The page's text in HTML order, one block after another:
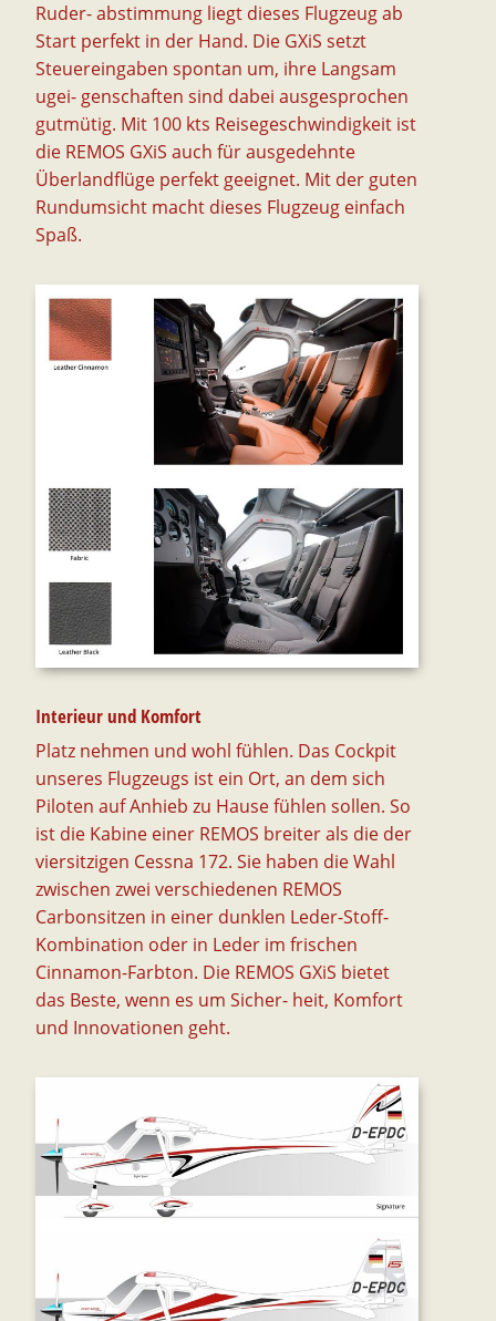
Ruder- abstimmung liegt dieses Flugzeug ab
Start perfekt in der Hand. Die GXiS setzt
Steuereingaben spontan um, ihre Langsam
ugei- genschaften sind dabei ausgesprochen
gutmütig. Mit 100 kts Reisegeschwindigkeit ist
die REMOS GXiS auch für ausgedehnte
Überlandflüge perfekt geeignet. Mit der guten
Rundumsicht macht dieses Flugzeug einfach
Spaß.
Interieur und Komfort
Platz nehmen und wohl fühlen. Das Cockpit
unseres Flugzeugs ist ein Ort, an dem sich
Piloten auf Anhieb zu Hause fühlen sollen. So
ist die Kabine einer REMOS breiter als die der
viersitzigen Cessna 172. Sie haben die Wahl
zwischen zwei verschiedenen REMOS
Carbonsitzen in einer dunklen Leder-Stoff-
Kombination oder in Leder im frischen
Cinnamon-Farbton. Die REMOS GXiS bietet
das Beste, wenn es um Sicher- heit, Komfort
und Innovationen geht.